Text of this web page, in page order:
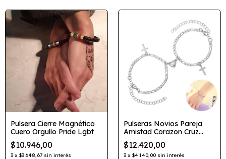
Pulsera Cierre Magnético
Cuero Orgullo Pride Lgbt
$10.946,00
3 x $3.648,67 sin interés
Pulseras Novios Pareja
Amistad Corazon Cruz
Iman 2 En 1
$12.420,00
3 x $4.140,00 sin interés